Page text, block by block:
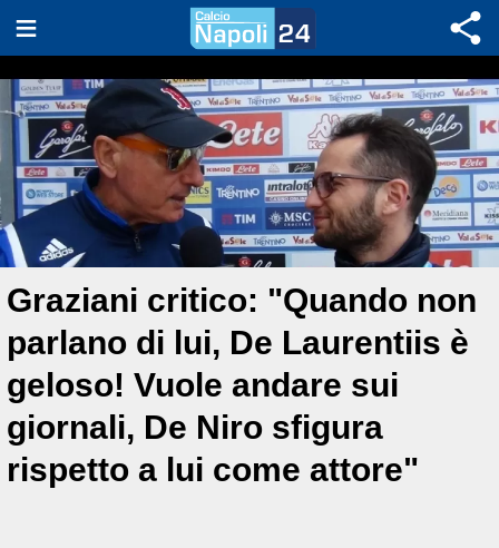
Graziani critico: "Quando non
parlano di lui, De Laurentiis è
geloso! Vuole andare sui
giornali, De Niro sfigura
rispetto a lui come attore"